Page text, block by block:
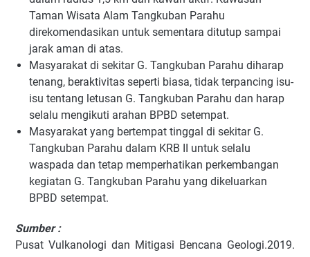
Taman Wisata Alam Tangkuban Parahu
direkomendasikan untuk sementara ditutup sampai
jarak aman di atas.
Masyarakat di sekitar G. Tangkuban Parahu diharap
tenang, beraktivitas seperti biasa, tidak terpancing isu-
isu tentang letusan G. Tangkuban Parahu dan harap
selalu mengikuti arahan BPBD setempat.
Masyarakat yang bertempat tinggal di sekitar G.
Tangkuban Parahu dalam KRB II untuk selalu
waspada dan tetap memperhatikan perkembangan
kegiatan G. Tangkuban Parahu yang dikeluarkan
BPBD setempat.
Sumber :
Pusat Vulkanologi dan Mitigasi Bencana Geologi.2019.